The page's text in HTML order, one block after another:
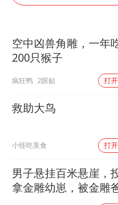
中方：
奋进
空中凶兽角雕，一年
200只猴子
疯狂鸭 2跟贴 打
救助大鸟
小怪吃美食 打
男子悬挂百米悬崖，
拿金雕幼崽，被金雕